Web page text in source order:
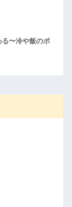
〜冷や飯のポ